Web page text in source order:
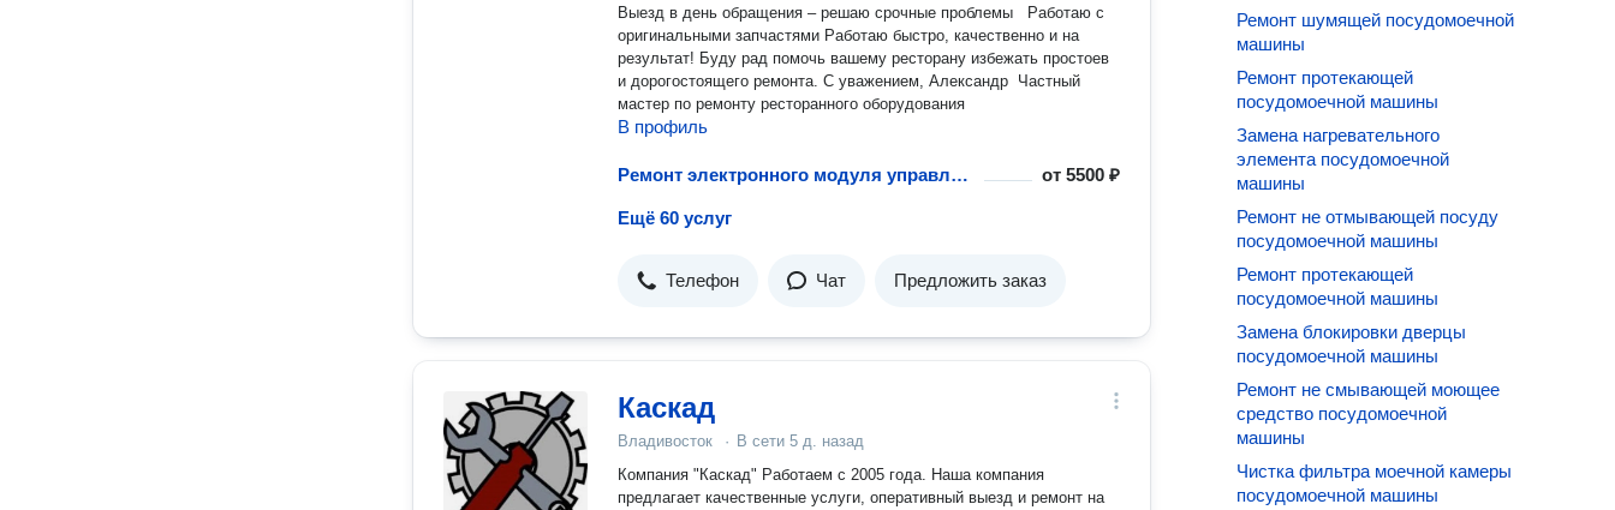
Выезд в день обращения – решаю срочные проблемы Работаю с
оригинальными запчастями Работаю быстро, качественно и на
результат! Буду рад помочь вашему ресторану избежать простоев
и дорогостоящего ремонта. С уважением, Александр Частный
мастер по ремонту ресторанного оборудования
В профиль
Ремонт электронного модуля управления посудомоечной машины от5500 ₽
Ещё 60 услуг
Телефон Чат Предложить заказ
Каскад
Владивосток · В сети 5 д. назад
Компания "Каскад" Работаем с 2005 года. Наша компания
предлагает качественные услуги, оперативный выезд и ремонт на
Ремонт шумящей посудомоечной
машины
Ремонт протекающей
посудомоечной машины
Замена нагревательного
элемента посудомоечной
машины
Ремонт не отмывающей посуду
посудомоечной машины
Ремонт протекающей
посудомоечной машины
Замена блокировки дверцы
посудомоечной машины
Ремонт не смывающей моющее
средство посудомоечной
машины
Чистка фильтра моечной камеры
посудомоечной машины